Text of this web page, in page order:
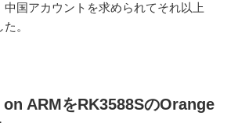
中国アカウントを求められてそれ以上
。
ARMをRK3588SのOrange